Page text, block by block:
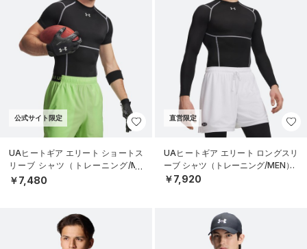
公式サイト限定
UAヒートギア エリート ショートス
リーブ シャツ（トレーニング/ME
N）
￥7,480
直営限定
UAヒートギア エリート ロングスリ
ーブ シャツ（トレーニング/MEN）
￥7,920